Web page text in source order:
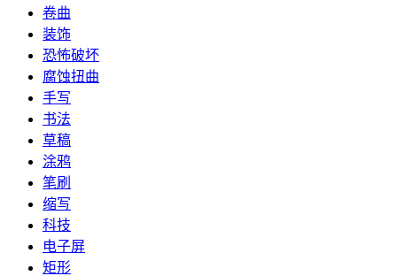
卷曲
装饰
恐怖破坏
腐蚀扭曲
手写
书法
草稿
涂鸦
笔刷
缩写
科技
电子屏
矩形